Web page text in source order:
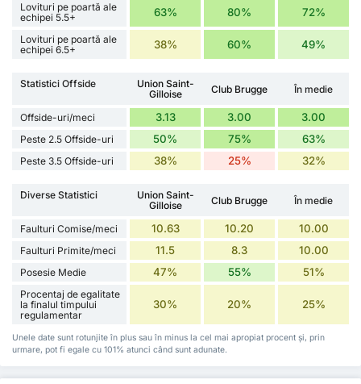
Lovituri pe poartă ale
echipei 5.5+
63% 80% 72%
Lovituri pe poartă ale
echipei 6.5+
38% 60% 49%
Statistici Offside
Union Saint-
Gilloise
Club Brugge În medie
Offside-uri/meci 3.13 3.00 3.00
Peste 2.5 Offside-uri 50% 75% 63%
Peste 3.5 Offside-uri 38% 25% 32%
Diverse Statistici
Union Saint-
Gilloise
Club Brugge În medie
Faulturi Comise/meci 10.63 10.20 10.00
Faulturi Primite/meci 11.5 8.3 10.00
Posesie Medie 47% 55% 51%
Procentaj de egalitate
la finalul timpului
regulamentar
30% 20% 25%
Unele date sunt rotunjite în plus sau în minus la cel mai apropiat procent și, prin
urmare, pot fi egale cu 101% atunci când sunt adunate.